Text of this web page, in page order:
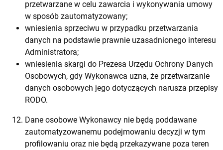
przetwarzane w celu zawarcia i wykonywania umowy
w sposób zautomatyzowany;
wniesienia sprzeciwu w przypadku przetwarzania
danych na podstawie prawnie uzasadnionego interesu
Administratora;
wniesienia skargi do Prezesa Urzędu Ochrony Danych
Osobowych, gdy Wykonawca uzna, że przetwarzanie
danych osobowych jego dotyczących narusza przepisy
RODO.
Dane osobowe Wykonawcy nie będą poddawane
zautomatyzowanemu podejmowaniu decyzji w tym
profilowaniu oraz nie będą przekazywane poza teren